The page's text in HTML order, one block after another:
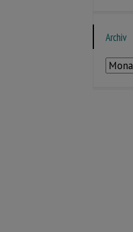
Archiv
Archiv